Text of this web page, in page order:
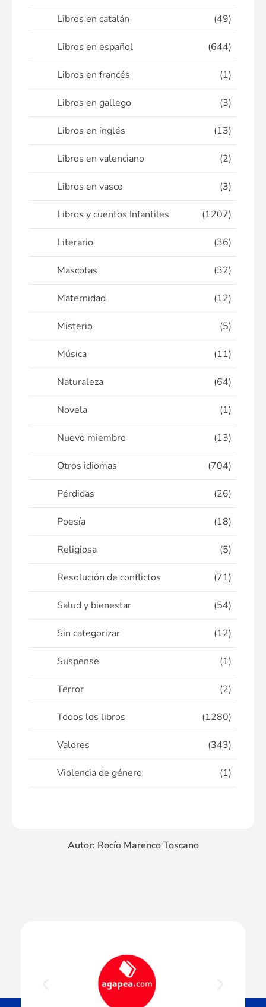
Libros en catalán (49)
Libros en español (644)
Libros en francés (1)
Libros en gallego (3)
Libros en inglés (13)
Libros en valenciano (2)
Libros en vasco (3)
Libros y cuentos Infantiles (1207)
Literario (36)
Mascotas (32)
Maternidad (12)
Misterio (5)
Música (11)
Naturaleza (64)
Novela (1)
Nuevo miembro (13)
Otros idiomas (704)
Pérdidas (26)
Poesía (18)
Religiosa (5)
Resolución de conflictos (71)
Salud y bienestar (54)
Sin categorizar (12)
Suspense (1)
Terror (2)
Todos los libros (1280)
Valores (343)
Violencia de género (1)
Autor: Rocío Marenco Toscano